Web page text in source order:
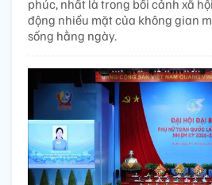
phúc, nhất là trong bối cảnh xã
động nhiều mặt của không gian
sống hằng ngày.